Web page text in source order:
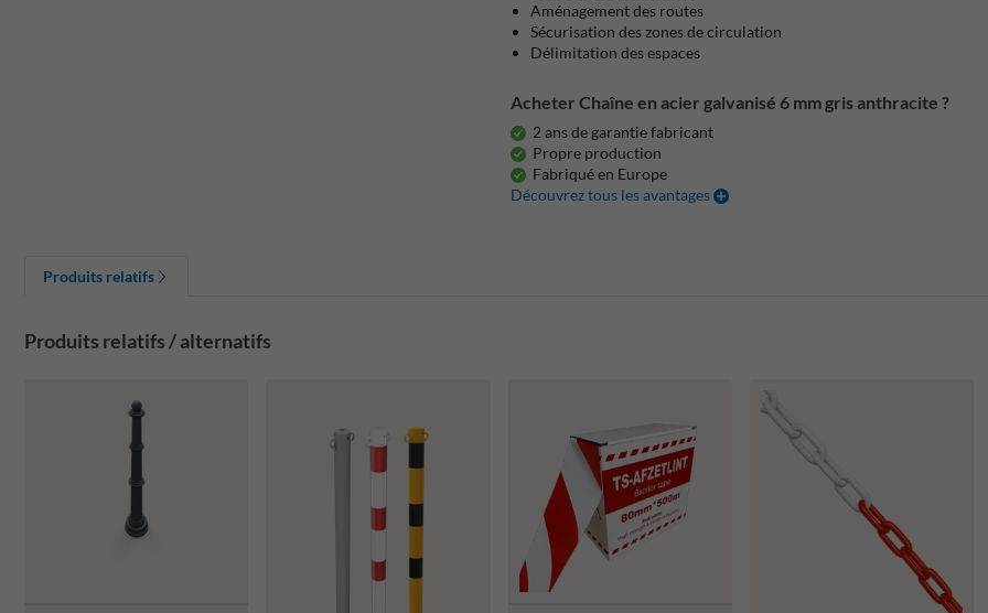
Aménagement des routes
Sécurisation des zones de circulation
Délimitation des espaces
Acheter Chaîne en acier galvanisé 6 mm gris anthracite ?
2 ans de garantie fabricant
Propre production
Fabriqué en Europe
Découvrez tous les avantages
Produits relatifs
Produits relatifs / alternatifs